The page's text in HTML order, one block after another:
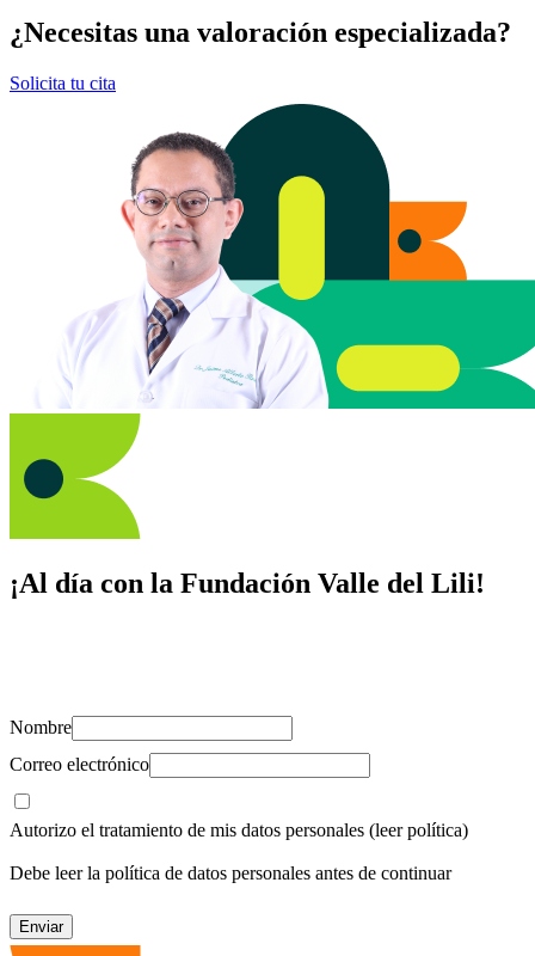
¿Necesitas una valoración especializada?
Solicita tu cita
¡Al día con la Fundación Valle del Lili!
Nombre
Correo electrónico
Autorizo el tratamiento de mis datos personales (leer política)
Debe leer la política de datos personales antes de continuar